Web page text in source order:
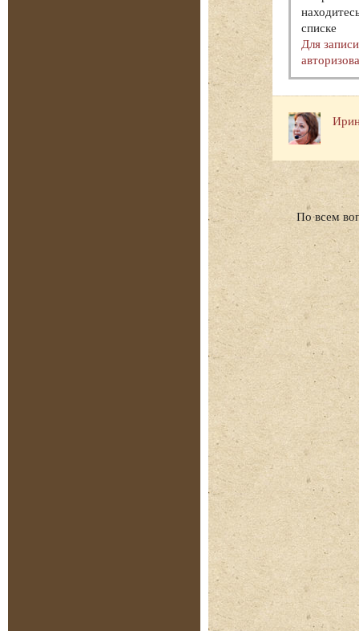
списке
Для
По всем